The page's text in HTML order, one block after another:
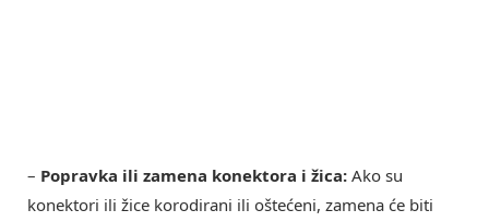
– Popravka ili zamena konektora i žica: Ako su
konektori ili žice korodirani ili oštećeni, zamena će biti